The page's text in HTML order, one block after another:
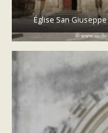
Église San Giuseppe